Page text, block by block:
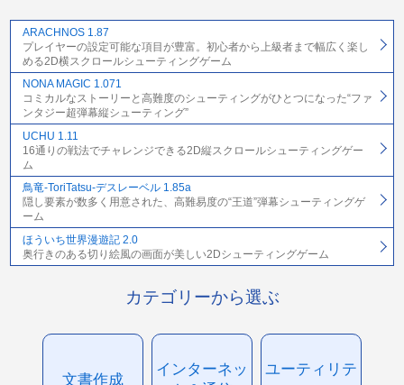
ARACHNOS 1.87
プレイヤーの設定可能な項目が豊富。初心者から上級者まで幅広く楽し
める2D横スクロールシューティングゲーム
NONA MAGIC 1.071
コミカルなストーリーと高難度のシューティングがひとつになった“ファ
ンタジー超弾幕縦シューティング”
UCHU 1.11
16通りの戦法でチャレンジできる2D縦スクロールシューティングゲー
ム
鳥竜-ToriTatsu-デスレーベル 1.85a
隠し要素が数多く用意された、高難易度の“王道”弾幕シューティングゲ
ーム
ほういち世界漫遊記 2.0
奥行きのある切り絵風の画面が美しい2Dシューティングゲーム
カテゴリーから選ぶ
文書作成
インターネッ
ユーティリテ